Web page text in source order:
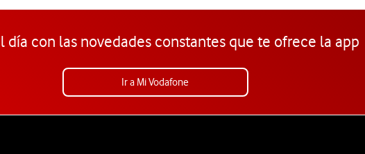
día con las novedades constantes que te ofrece la app
Ir a Mi Vodafone